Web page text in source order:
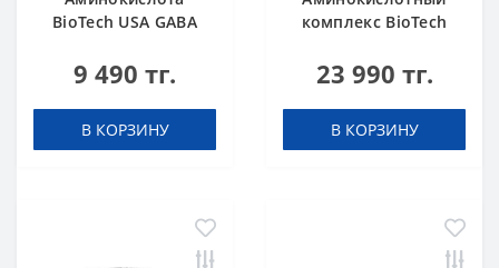
BioTech USA GABA
капсул
9 490 тг.
В КОРЗИНУ
комплекс BioTech
unflavoured 300 g
23 990 тг.
В КОРЗИНУ